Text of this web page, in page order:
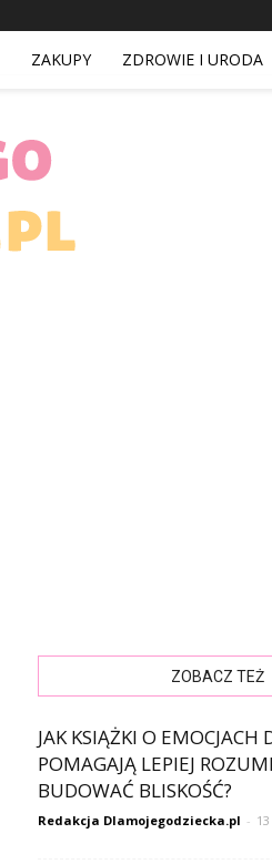
ZAKUPY ZDROWIE I URODA
ZOBACZ TEŻ
JAK KSIĄŻKI O EMOCJACH
POMAGAJĄ LEPIEJ
BUDOWAĆ BLISKOŚĆ?
Redakcja Dlamojegodziecka.pl -